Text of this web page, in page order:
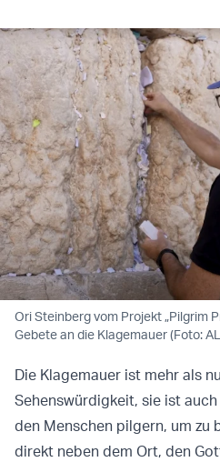
Ori Steinberg vom Projekt „Pilgrim
Gebete an die Klagemauer (Foto:
Die Klagemauer ist mehr als
Sehenswürdigkeit, sie ist
den Menschen pilgern, um zu
direkt neben dem Ort, den